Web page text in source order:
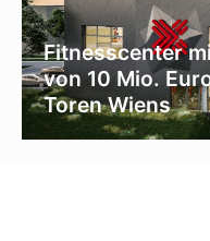
Fitnesscenter
von 10 Mio.
Toren Wiens